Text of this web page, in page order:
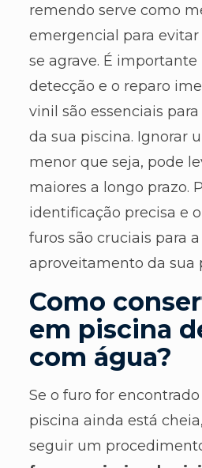
remendo serve como
emergencial para
se agrave. É importante
detecção e o reparo
vinil são essenciais
da sua piscina. Ignorar
menor que seja, pode
maiores a longo prazo.
identificação precisa e
furos são cruciais para
aproveitamento da sua
Como
em piscina
com água?
Se o furo for
piscina ainda está
seguir um